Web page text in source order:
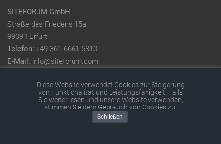
SITEFORUM GmbH
Straße des Friedens 15a
99094 Erfurt
Telefon: +49 361 6661 5810
E-Mail: info@siteforum.com
Kontakt
Diese Website verwendet Cookies zur Steigerung
von Funktionalität und Leistungsfähigkeit. Falls
Sie weiter lesen und unsere Website verwenden,
stimmen Sie dem Gebrauch von Cookies zu.
Schließen